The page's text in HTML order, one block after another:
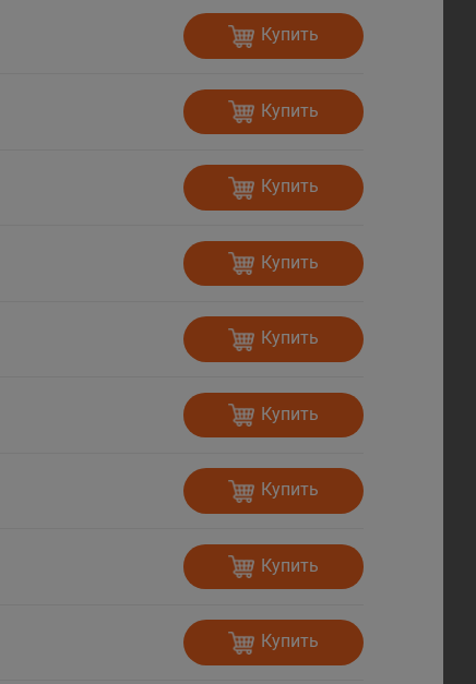
Купить
Купить
Купить
Купить
Купить
Купить
Купить
Купить
Купить